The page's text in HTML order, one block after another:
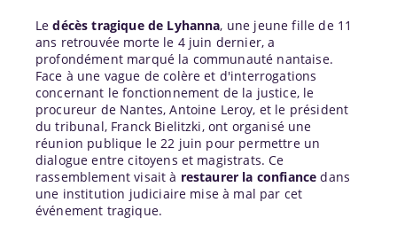
Ledécès tragique de Lyhanna, une jeune fille de 11
ans retrouvée morte le 4 juin dernier, a
profondément marqué la communauté nantaise.
Face à une vague de colère et d'interrogations
concernant le fonctionnement de la justice, le
procureur de Nantes, Antoine Leroy, et le président
du tribunal, Franck Bielitzki, ont organisé une
réunion publique le 22 juin pour permettre un
dialogue entre citoyens et magistrats. Ce
rassemblement visait à restaurer la confiance dans
une institution judiciaire mise à mal par cet
événement tragique.